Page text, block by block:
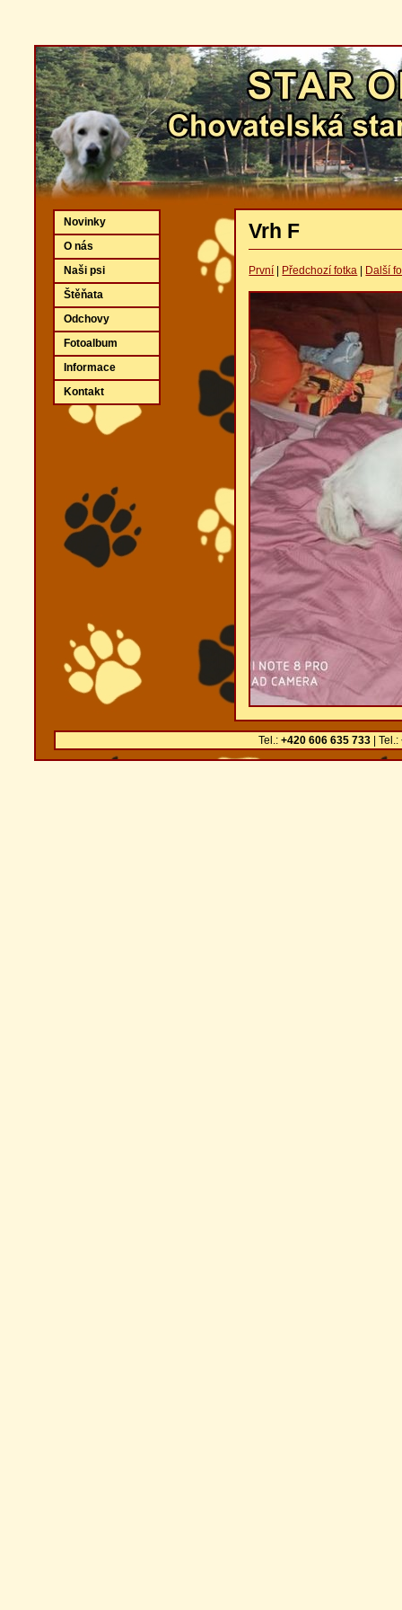
Vrh F
První Předchozí fotka Další
Novinky
O nás
Naši psi
Štěňata
Odchovy
Fotoalbum
Informace
Kontakt
Tel.: +420 606 635 733 | Tel.: